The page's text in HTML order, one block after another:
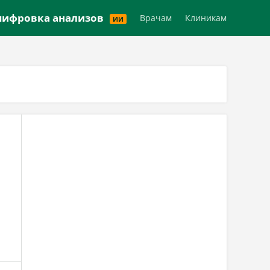
анализов ИИ Врачам Клиникам